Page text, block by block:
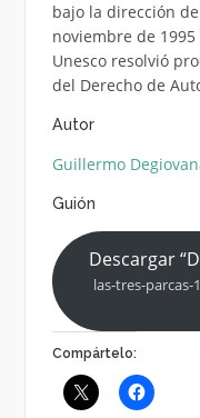
bajo la dirección
noviembre de
Unesco resolvió
del Derecho de
Autor
Guillermo
Guión
Descargar
las-tres-parcas-
Compártelo: